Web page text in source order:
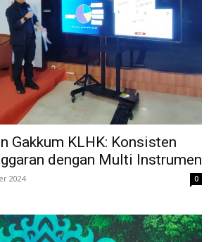
Gakkum KLHK: Konsisten
dengan Multi Instrumen
2024 0